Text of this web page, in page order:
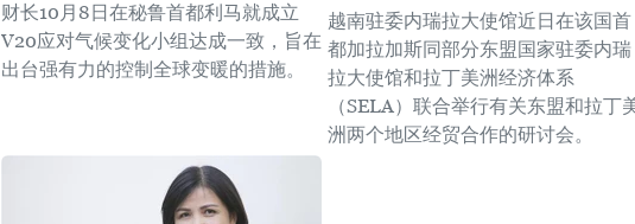
财长10月8日在秘鲁首都利马就成立
V20应对气候变化小组达成一致，旨在
出台强有力的控制全球变暖的措施。
越南驻委内瑞拉大使馆近日在该国首
都加拉加斯同部分东盟国家驻委内瑞
拉大使馆和拉丁美洲经济体系
（SELA）联合举行有关东盟和拉丁
洲两个地区经贸合作的研讨会。